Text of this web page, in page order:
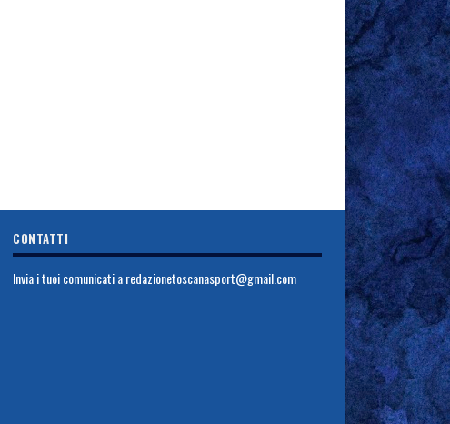
CONTATTI
Invia i tuoi comunicati aredazionetoscanasport@gmail.com